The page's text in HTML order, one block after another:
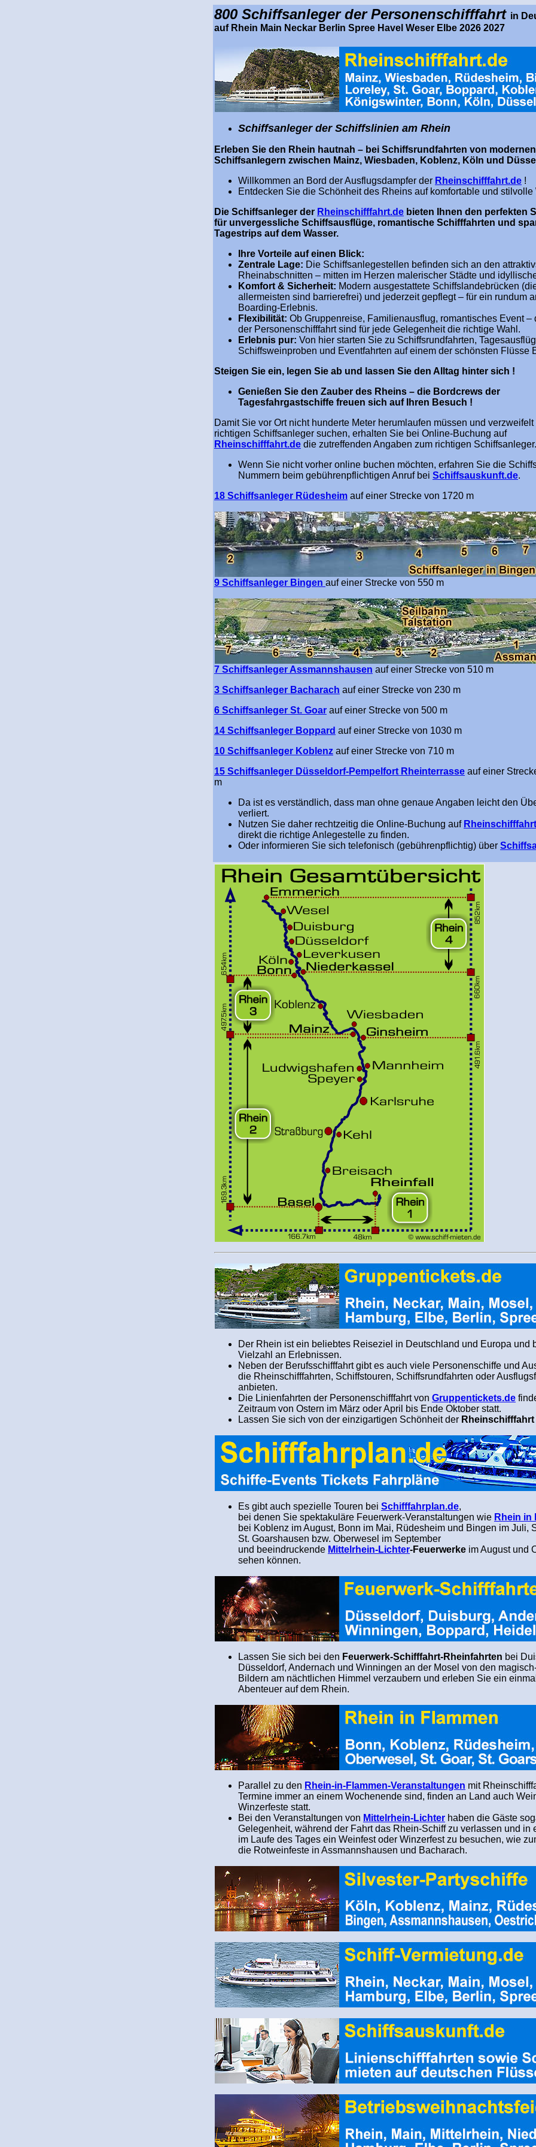
800 Schiffsanleger der Personenschifffahrt in
auf Rhein Main Neckar Berlin Spree Havel Weser Elbe 2026 2027
Schiffsanleger der Schiffslinien am Rhein
Erleben Sie den Rhein hautnah – bei Schiffsrundfahrten von modernen
Schiffsanlegern zwischen Mainz, Wiesbaden, Koblenz, Köln und
Willkommen an Bord der Ausflugsdampfer der Rheinschifffahrt.de !
Entdecken Sie die Schönheit des Rheins auf komfortable und stilvolle
Die Schiffsanleger der Rheinschifffahrt.de bieten Ihnen den perfekten
für unvergessliche Schiffsausflüge, romantische Schifffahrten und
Tagestrips auf dem Wasser.
Ihre Vorteile auf einen Blick:
Zentrale Lage: Die Schiffsanlegestellen befinden sich an den
Rheinabschnitten – mitten im Herzen malerischer Städte und
Komfort & Sicherheit: Modern ausgestattete Schiffslandebrücken
allermeisten sind barrierefrei) und jederzeit gepflegt – für ein rundum
Boarding-Erlebnis.
Flexibilität: Ob Gruppenreise, Familienausflug, romantisches Event –
der Personenschifffahrt sind für jede Gelegenheit die richtige Wahl.
Erlebnis pur: Von hier starten Sie zu Schiffsrundfahrten,
Schiffsweinproben und Eventfahrten auf einem der schönsten Flüsse
Steigen Sie ein, legen Sie ab und lassen Sie den Alltag hinter sich !
Genießen Sie den Zauber des Rheins – die Bordcrews der
Tagesfahrgastschiffe freuen sich auf Ihren Besuch !
Damit Sie vor Ort nicht hunderte Meter herumlaufen müssen und verzweifelt
richtigen Schiffsanleger suchen, erhalten Sie bei Online-Buchung auf
Rheinschifffahrt.de die zutreffenden Angaben zum richtigen Schiffsanleger.
Wenn Sie nicht vorher online buchen möchten, erfahren Sie die
Nummern beim gebührenpflichtigen Anruf bei Schiffsauskunft.de.
18 Schiffsanleger Rüdesheim auf einer Strecke von 1720 m
9 Schiffsanleger Bingen auf einer Strecke von 550 m
7 Schiffsanleger Assmannshausen auf einer Strecke von 510 m
3 Schiffsanleger Bacharach auf einer Strecke von 230 m
6 Schiffsanleger St. Goar auf einer Strecke von 500 m
14 Schiffsanleger Boppard auf einer Strecke von 1030 m
10 Schiffsanleger Koblenz auf einer Strecke von 710 m
15 Schiffsanleger Düsseldorf-Pempelfort Rheinterrasse auf einer
m
Da ist es verständlich, dass man ohne genaue Angaben leicht den
verliert.
Nutzen Sie daher rechtzeitig die Online-Buchung auf
direkt die richtige Anlegestelle zu finden.
Oder informieren Sie sich telefonisch (gebührenpflichtig) über
Der Rhein ist ein beliebtes Reiseziel in Deutschland und Europa und
Vielzahl an Erlebnissen.
Neben der Berufsschifffahrt gibt es auch viele Personenschiffe und
die Rheinschifffahrten, Schiffstouren, Schiffsrundfahrten oder
anbieten.
Die Linienfahrten der Personenschifffahrt von Gruppentickets.de
Zeitraum von Ostern im März oder April bis Ende Oktober statt.
Lassen Sie sich von der einzigartigen Schönheit der Rheinschifffahrt
Es gibt auch spezielle Touren bei Schifffahrplan.de,
bei denen Sie spektakuläre Feuerwerk-Veranstaltungen wie Rhein in
bei Koblenz im August, Bonn im Mai, Rüdesheim und Bingen im Juli,
St. Goarshausen bzw. Oberwesel im September
und beeindruckende Mittelrhein-Lichter-Feuerwerke im August und
sehen können.
Lassen Sie sich bei den Feuerwerk-Schifffahrt-Rheinfahrten bei
Düsseldorf, Andernach und Winningen an der Mosel von den
Bildern am nächtlichen Himmel verzaubern und erleben Sie ein
Abenteuer auf dem Rhein.
Parallel zu den Rhein-in-Flammen-Veranstaltungen mit
Termine immer an einem Wochenende sind, finden an Land auch
Winzerfeste statt.
Bei den Veranstaltungen von Mittelrhein-Lichter haben die Gäste
Gelegenheit, während der Fahrt das Rhein-Schiff zu verlassen und in
im Laufe des Tages ein Weinfest oder Winzerfest zu besuchen, wie
die Rotweinfeste in Assmannshausen und Bacharach.